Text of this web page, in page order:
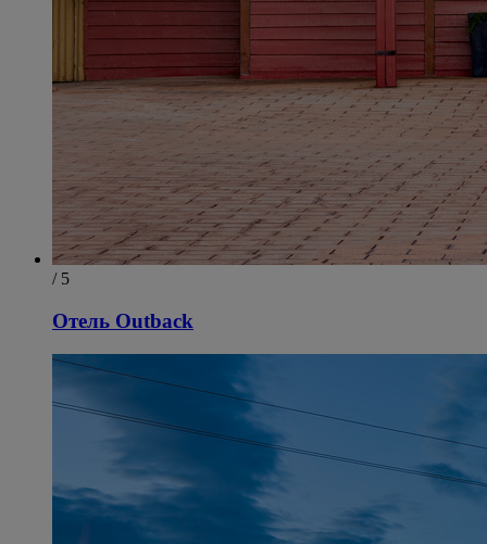
/ 5
Отель Outback